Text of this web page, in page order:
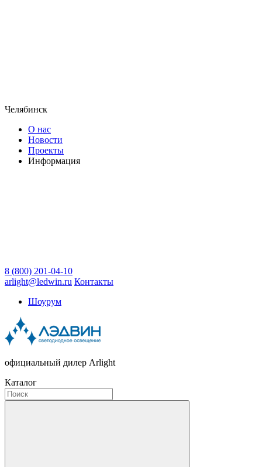
Челябинск
О нас
Новости
Проекты
Информация
8 (800) 201-04-10
arlight@ledwin.ru Контакты
Шоурум
официальный дилер Arlight
Каталог